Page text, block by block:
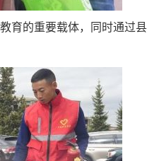
育的重要载体，同时通过